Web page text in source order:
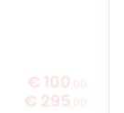
€ 100 ,00
€ 295 ,00